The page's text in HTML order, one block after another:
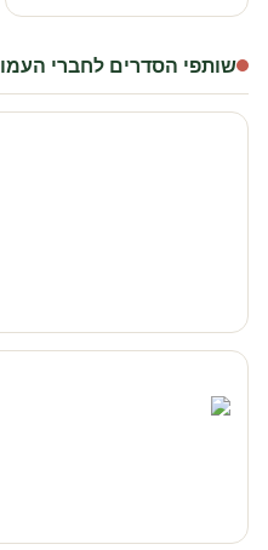
שותפי הסדרים לחברי